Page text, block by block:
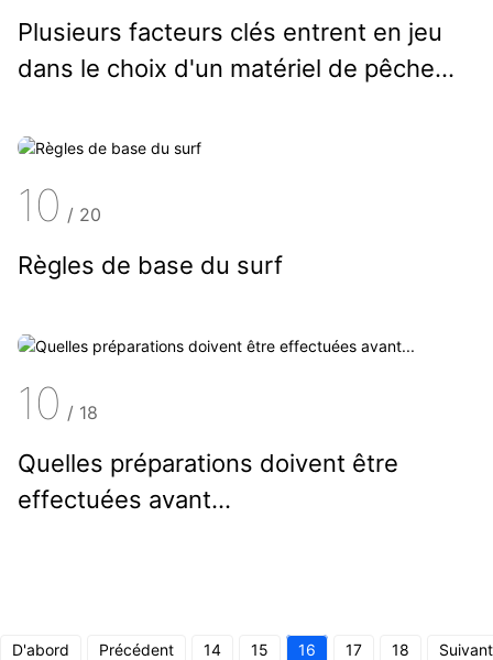
Plusieurs facteurs clés entrent en jeu
dans le choix d'un matériel de pêche...
10 / 20
Règles de base du surf
10 / 18
Quelles préparations doivent être
effectuées avant...
D'abord Précédent 14 15 16 17 18 Suivant